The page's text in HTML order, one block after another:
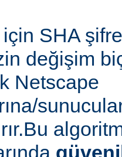
SHA
değişim
Netscape